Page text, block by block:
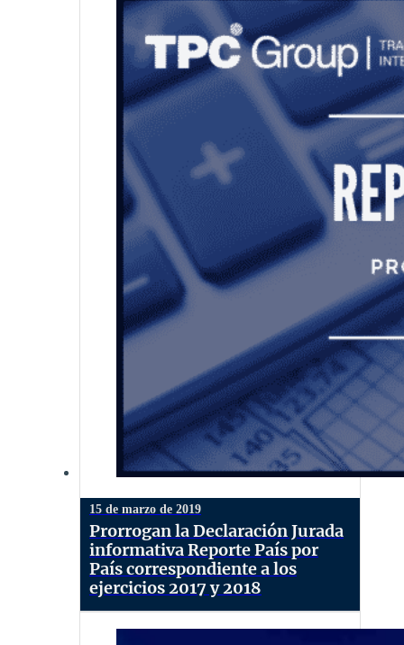
15 de marzo de 2019
Prorrogan la Declaración Jurada
informativa Reporte País por
País correspondiente a los
ejercicios 2017 y 2018